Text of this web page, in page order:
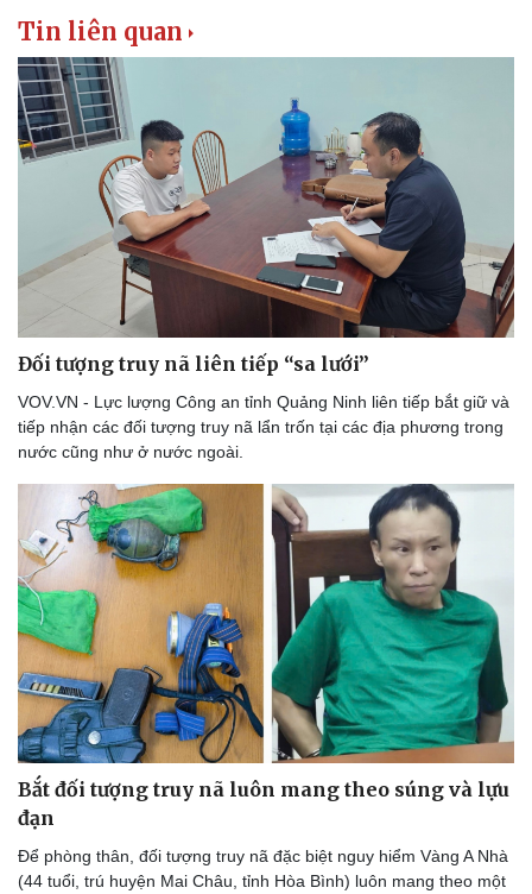
Tin liên quan
Đối tượng truy nã liên tiếp “sa lưới”
VOV.VN - Lực lượng Công an tỉnh Quảng Ninh liên tiếp bắt giữ và
tiếp nhận các đối tượng truy nã lẩn trốn tại các địa phương trong
nước cũng như ở nước ngoài.
Bắt đối tượng truy nã luôn mang theo súng và lựu
đạn
Để phòng thân, đối tượng truy nã đặc biệt nguy hiểm Vàng A Nhà
(44 tuổi, trú huyện Mai Châu, tỉnh Hòa Bình) luôn mang theo một